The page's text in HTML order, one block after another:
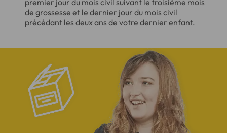
premier jour du mois civil suivant le troisième mois
de grossesse et le dernier jour du mois civil
précédant les deux ans de votre dernier enfant.